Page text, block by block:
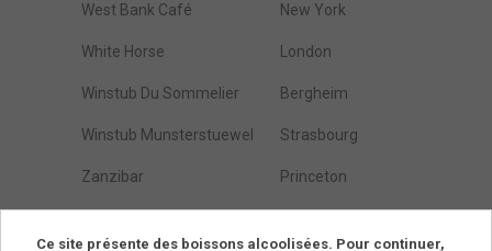
West Bank Café New York
White Horse London
Winstub Du Sommelier Bergheim
Winstub Munsterstuewel Strasbourg
Zanzibar Princeton
Ce site présente des boissons alcoolisées. Pour continuer,